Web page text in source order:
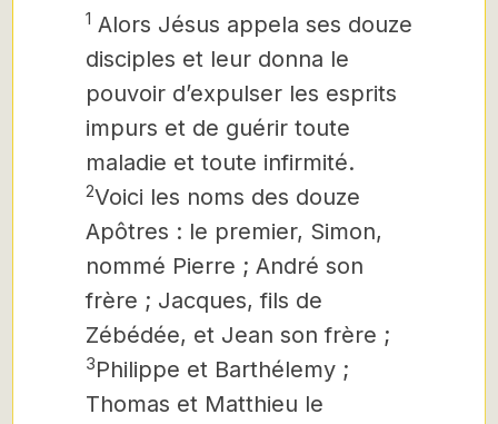
1 Alors Jésus appela ses douze
disciples et leur donna le
pouvoir d’expulser les esprits
impurs et de guérir toute
maladie et toute infirmité.
2Voici les noms des douze
Apôtres : le premier, Simon,
nommé Pierre ; André son
frère ; Jacques, fils de
Zébédée, et Jean son frère ;
3Philippe et Barthélemy ;
Thomas et Matthieu le